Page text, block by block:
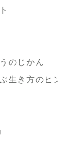
のじかん
生き方のヒ